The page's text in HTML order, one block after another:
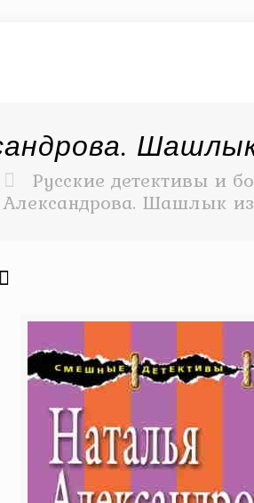
Русские детективы и
Шашлык